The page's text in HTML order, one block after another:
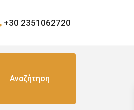
+30 2351062720